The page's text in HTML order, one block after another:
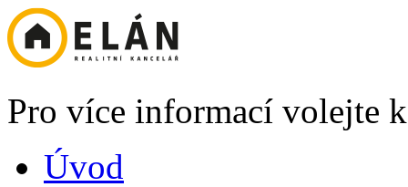
Pro více informací volejte
Úvod